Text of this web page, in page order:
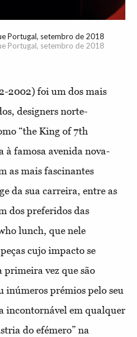
Portugal, setembro de 2018
Portugal, setembro de 2018
2002) foi um dos mais
designers norte-
“the King of 7th
à famosa avenida nova-
as mais fascinantes
da sua carreira, entre as
dos preferidos das
lunch, que nele
cujo impacto se
vez que são
inúmeros prémios pelo seu
incontornável em qualquer
do efémero” na